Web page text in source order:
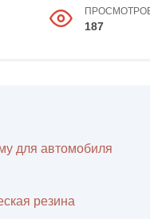
187
для автомобиля
резина